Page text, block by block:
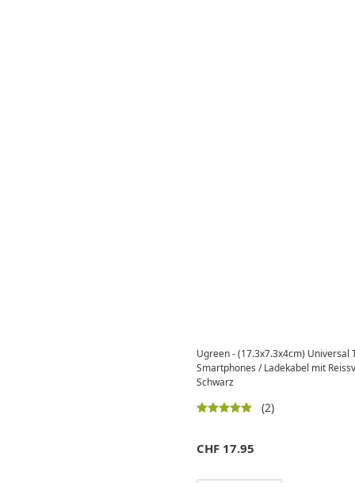
Ugreen - (17.3x7.3x4cm) Universal
Smartphones / Ladekabel mit
Schwarz
(2)
CHF 17.95